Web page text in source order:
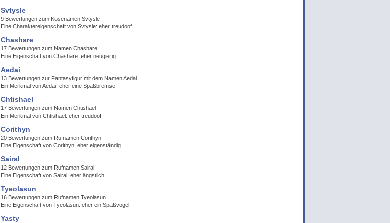
Svtysle
9 Bewertungen zum Kosenamen Svtysle
Eine Charaktereigenschaft von Svtysle: eher treudoof
Chashare
17 Bewertungen zum Namen Chashare
Eine Eigenschaft von Chashare: eher neugierig
Aedai
13 Bewertungen zur Fantasyfigur mit dem Namen Aedai
Ein Merkmal von Aedai: eher eine Spaßbremse
Chtishael
17 Bewertungen zum Namen Chtishael
Ein Merkmal von Chtishael: eher treudoof
Corithyn
20 Bewertungen zum Rufnamen Corithyn
Eine Eigenschaft von Corithyn: eher eigenständig
Sairal
12 Bewertungen zum Rufnamen Sairal
Eine Eigenschaft von Sairal: eher ängstlich
Tyeolasun
16 Bewertungen zum Rufnamen Tyeolasun
Eine Eigenschaft von Tyeolasun: eher ein Spaßvogel
Yasty